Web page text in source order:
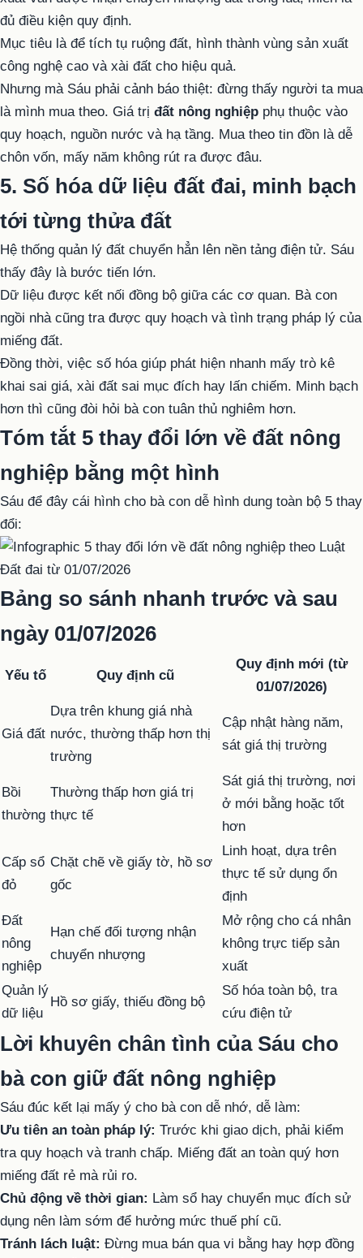
đủ điều kiện quy định.
Mục tiêu là để tích tụ ruộng đất, hình thành vùng sản xuất
công nghệ cao và xài đất cho hiệu quả.
Nhưng mà Sáu phải cảnh báo thiệt: đừng thấy người ta mua
là mình mua theo. Giá trị đất nông nghiệp phụ thuộc vào
quy hoạch, nguồn nước và hạ tầng. Mua theo tin đồn là dễ
chôn vốn, mấy năm không rút ra được đâu.
5. Số hóa dữ liệu đất đai, minh bạch
tới từng thửa đất
Hệ thống quản lý đất chuyển hẳn lên nền tảng điện tử. Sáu
thấy đây là bước tiến lớn.
Dữ liệu được kết nối đồng bộ giữa các cơ quan. Bà con
ngồi nhà cũng tra được quy hoạch và tình trạng pháp lý của
miếng đất.
Đồng thời, việc số hóa giúp phát hiện nhanh mấy trò kê
khai sai giá, xài đất sai mục đích hay lấn chiếm. Minh bạch
hơn thì cũng đòi hỏi bà con tuân thủ nghiêm hơn.
Tóm tắt 5 thay đổi lớn về đất nông
nghiệp bằng một hình
Sáu để đây cái hình cho bà con dễ hình dung toàn bộ 5 thay
đổi:
Bảng so sánh nhanh trước và sau
ngày 01/07/2026
Yếu tố Quy định cũ
Quy định mới (từ
01/07/2026)
Giá đất
Dựa trên khung giá nhà
nước, thường thấp hơn thị
trường
Cập nhật hàng năm,
sát giá thị trường
Bồi
thường
Thường thấp hơn giá trị
thực tế
Sát giá thị trường, nơi
ở mới bằng hoặc tốt
hơn
Cấp sổ
đỏ
Chặt chẽ về giấy tờ, hồ sơ
gốc
Linh hoạt, dựa trên
thực tế sử dụng ổn
định
Đất
nông
nghiệp
Hạn chế đối tượng nhận
chuyển nhượng
Mở rộng cho cá nhân
không trực tiếp sản
xuất
Quản lý
dữ liệu
Hồ sơ giấy, thiếu đồng bộ
Số hóa toàn bộ, tra
cứu điện tử
Lời khuyên chân tình của Sáu cho
bà con giữ đất nông nghiệp
Sáu đúc kết lại mấy ý cho bà con dễ nhớ, dễ làm:
Ưu tiên an toàn pháp lý: Trước khi giao dịch, phải kiểm
tra quy hoạch và tranh chấp. Miếng đất an toàn quý hơn
miếng đất rẻ mà rủi ro.
Chủ động về thời gian: Làm sổ hay chuyển mục đích sử
dụng nên làm sớm để hưởng mức thuế phí cũ.
Tránh lách luật: Đừng mua bán qua vi bằng hay hợp đồng